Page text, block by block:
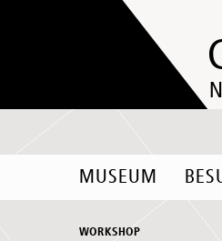
MUSEUM
WORKSHOP